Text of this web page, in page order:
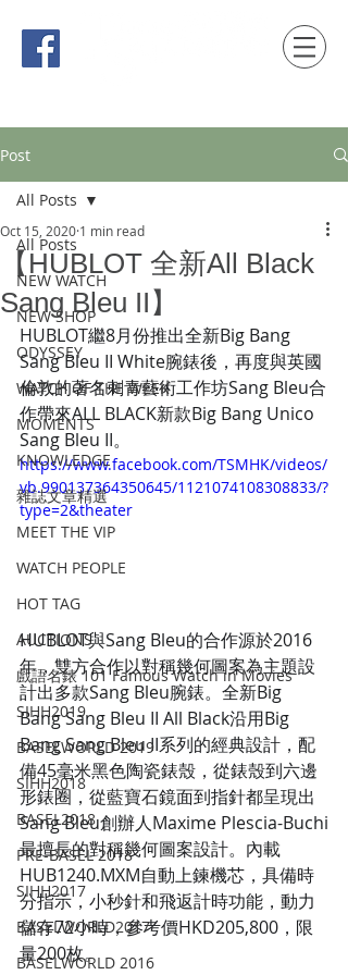
Post
All Posts
NEW WATCH
NEW SHOP
ODYSSEY
WATCH OF THE WEEK
MOMENTS
KNOWLEDGE
雜誌文章精選
MEET THE VIP
WATCH PEOPLE
HOT TAG
AUCTIONS
戲語名錶 101 Famous Watch in Movies
SIHH2019
BASELWORLD 2019
SIHH2018
BASEL2018
PRE-BASEL 2018
SIHH2017
BASELWORLD2017
BASELWORLD 2016
All Posts
【HUBLOT 全新All Black
Sang Bleu II】
Oct 15, 2020 1 min read
HUBLOT繼8月份推出全新Big Bang
Sang Bleu II White腕錶後，再度與英國
倫敦的著名刺青藝術工作坊Sang Bleu合
作帶來ALL BLACK新款Big Bang Unico
Sang Bleu II。
https://www.facebook.com/TSMHK/videos/
vb.990137364350645/1121074108308833/?
type=2&theater
HUBLOT與Sang Bleu的合作源於2016
年，雙方合作以對稱幾何圖案為主題設
計出多款Sang Bleu腕錶。全新Big
Bang Sang Bleu II All Black沿用Big
Bang Sang Bleu II系列的經典設計，配
備45毫米黑色陶瓷錶殼，從錶殼到六邊
形錶圈，從藍寶石鏡面到指針都呈現出
Sang Bleu創辦人Maxime Plescia-Buchi
最擅長的對稱幾何圖案設計。內載
HUB1240.MXM自動上鍊機芯，具備時
分指示，小秒針和飛返計時功能，動力
儲存72小時，參考價HKD205,800，限
量200枚。